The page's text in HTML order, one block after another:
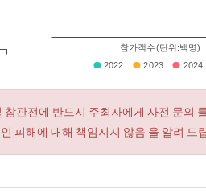
참가객수(단위:백명)
2022 2023 2024
관전에 반드시 주최자에게 사전 문의
피해에 대해 책임지지 않음 을 알려 드